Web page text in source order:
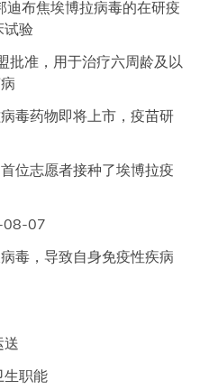
布焦埃博拉病毒的在研疫
验
批准，用于治疗六周龄及以
毒药物即将上市，疫苗研
位志愿者接种了埃博拉疫
08-07
毒，导致自身免疫性疾病
送
生职能